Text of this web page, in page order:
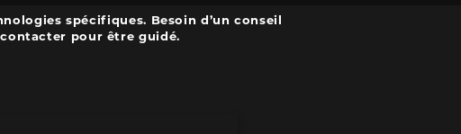
spécifiques. Besoin d’un conseil
pour être guidé.